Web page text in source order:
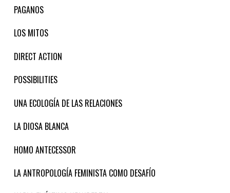
PAGANOS
LOS MITOS
DIRECT ACTION
POSSIBILITIES
UNA ECOLOGÍA DE LAS RELACIONES
LA DIOSA BLANCA
HOMO ANTECESSOR
LA ANTROPOLOGÍA FEMINISTA COMO DESAFÍO